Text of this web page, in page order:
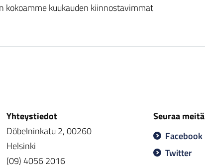
kokoamme kuukauden kiinnostavimmat
Yhteystiedot
Döbelninkatu 2, 00260
Helsinki
(09) 4056 2016
Seuraa meitä
Facebook
Twitter